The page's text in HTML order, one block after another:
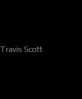
Travis Scott